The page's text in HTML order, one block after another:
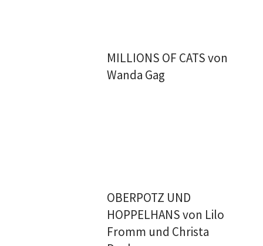
MILLIONS OF CATS von
Wanda Gag
OBERPOTZ UND
HOPPELHANS von Lilo
Fromm und Christa